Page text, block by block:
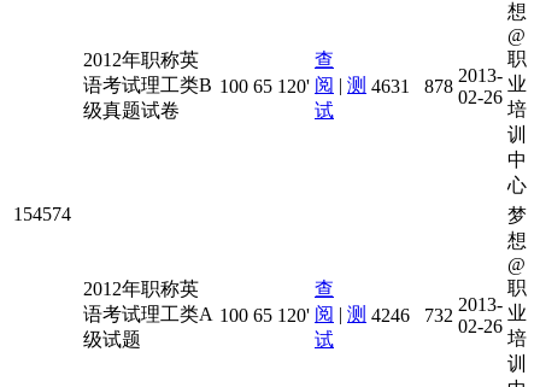
2012年职称英
语考试理工类B
级真题试卷
100 65 120'
查
阅 | 测
试
4631 878
2013-
02-26
想
@
职
业
培
训
中
心
154574
2012年职称英
语考试理工类A
级试题
100 65 120'
查
阅 | 测
试
4246 732
2013-
02-26
梦
想
@
职
业
培
训